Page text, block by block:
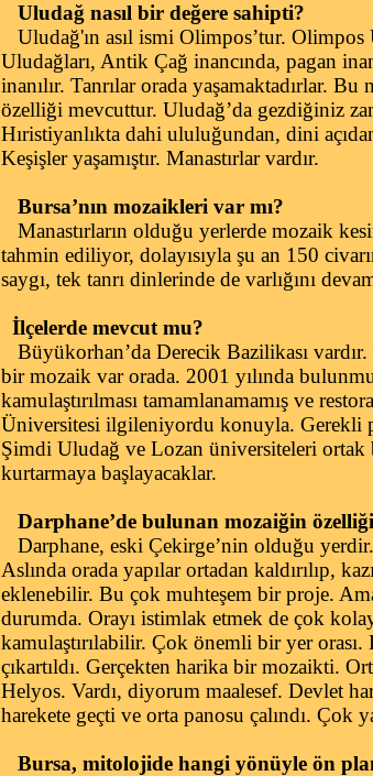
Uludağ nasıl bir değere sahipti?
Uludağ'ın asıl ismi Olimpos’tur.
Uludağları, Antik Çağ inancında, pagan
inanılır. Tanrılar orada yaşamaktadırlar.
özelliği mevcuttur. Uludağ’da gezdiğiniz
Hıristiyanlıkta dahi ululuğundan, dini
Keşişler yaşamıştır. Manastırlar vardır.
Bursa’nın mozaikleri var mı?
Manastırların olduğu yerlerde mozaik
tahmin ediliyor, dolayısıyla şu an 150
saygı, tek tanrı dinlerinde de varlığını
İlçelerde mevcut mu?
Büyükorhan’da Derecik Bazilikası
bir mozaik var orada. 2001 yılında
kamulaştırılması tamamlanamamış ve
Üniversitesi ilgileniyordu konuyla. Gerekli
Şimdi Uludağ ve Lozan üniversiteleri ortak
kurtarmaya başlayacaklar.
Darphane’de bulunan mozaiğin
Darphane, eski Çekirge’nin olduğu
Aslında orada yapılar ortadan kaldırılıp,
eklenebilir. Bu çok muhteşem bir proje.
durumda. Orayı istimlak etmek de çok
kamulaştırılabilir. Çok önemli bir yer
çıkartıldı. Gerçekten harika bir mozaikti.
Helyos. Vardı, diyorum maalesef. Devlet
harekete geçti ve orta panosu çalındı. Çok
Bursa, mitolojide hangi yönüyle ön